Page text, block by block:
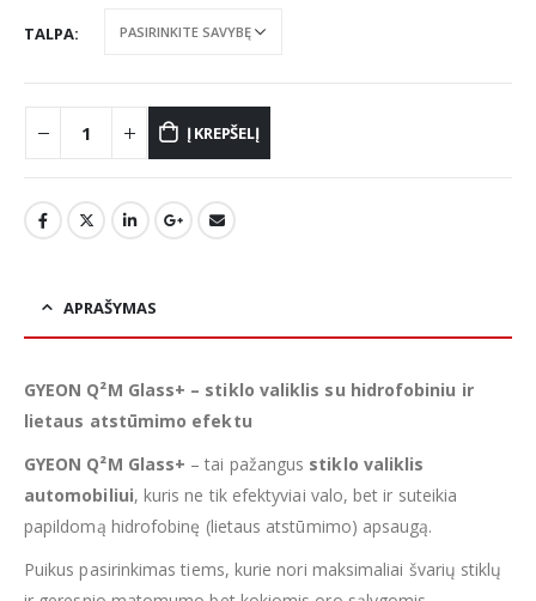
TALPA
Į KREPŠELĮ
APRAŠYMAS
GYEON Q²M Glass+ – stiklo valiklis su hidrofobiniu ir
lietaus atstūmimo efektu
GYEON Q²M Glass+ – tai pažangus stiklo valiklis
automobiliui, kuris ne tik efektyviai valo, bet ir suteikia
papildomą hidrofobinę (lietaus atstūmimo) apsaugą.
Puikus pasirinkimas tiems, kurie nori maksimaliai švarių stiklų